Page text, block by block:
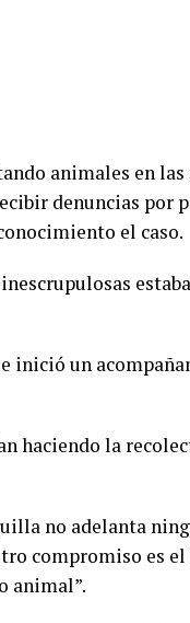
animales en
denuncias por
el caso.
inició un
haciendo la
no adelanta
compromiso es
animal”.